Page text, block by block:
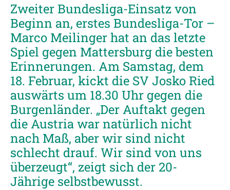
Zweiter Bundesliga-Einsatz von
Beginn an, erstes Bundesliga-Tor –
Marco Meilinger hat an das letzte
Spiel gegen Mattersburg die besten
Erinnerungen. Am Samstag, dem
18. Februar, kickt die SV Josko Ried
auswärts um 18.30 Uhr gegen die
Burgenländer. „Der Auftakt gegen
die Austria war natürlich nicht
nach Maß, aber wir sind nicht
schlecht drauf. Wir sind von uns
überzeugt“, zeigt sich der 20-
Jährige selbstbewusst.